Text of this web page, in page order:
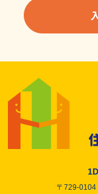
〒729-